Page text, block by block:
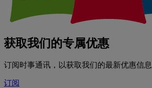
获取我们的专属优惠
订阅时事通讯，以获取我们的最新优惠信息
订阅